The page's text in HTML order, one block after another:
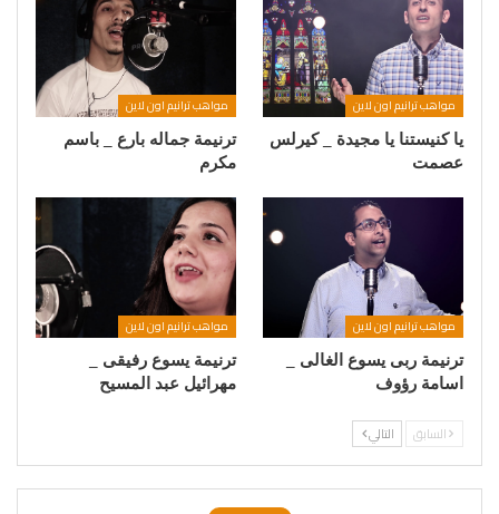
مواهب ترانيم اون لاين
يا كنيستنا يا مجيدة _ كيرلس
عصمت
مواهب ترانيم اون لاين
ترنيمة جماله بارع _ باسم
مكرم
مواهب ترانيم اون لاين
ترنيمة ربى يسوع الغالى _
اسامة رؤوف
مواهب ترانيم اون لاين
ترنيمة يسوع رفيقى _
مهرائيل عبد المسيح
السابق التالي